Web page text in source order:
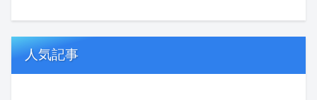
人気記事